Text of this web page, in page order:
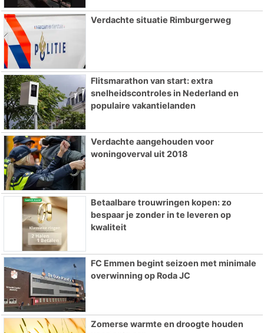
Verdachte situatie Rimburgerweg
Flitsmarathon van start: extra
snelheidscontroles in Nederland en
populaire vakantielanden
Verdachte aangehouden voor
woningoverval uit 2018
Betaalbare trouwringen kopen: zo
bespaar je zonder in te leveren op
kwaliteit
FC Emmen begint seizoen met minimale
overwinning op Roda JC
Zomerse warmte en droogte houden